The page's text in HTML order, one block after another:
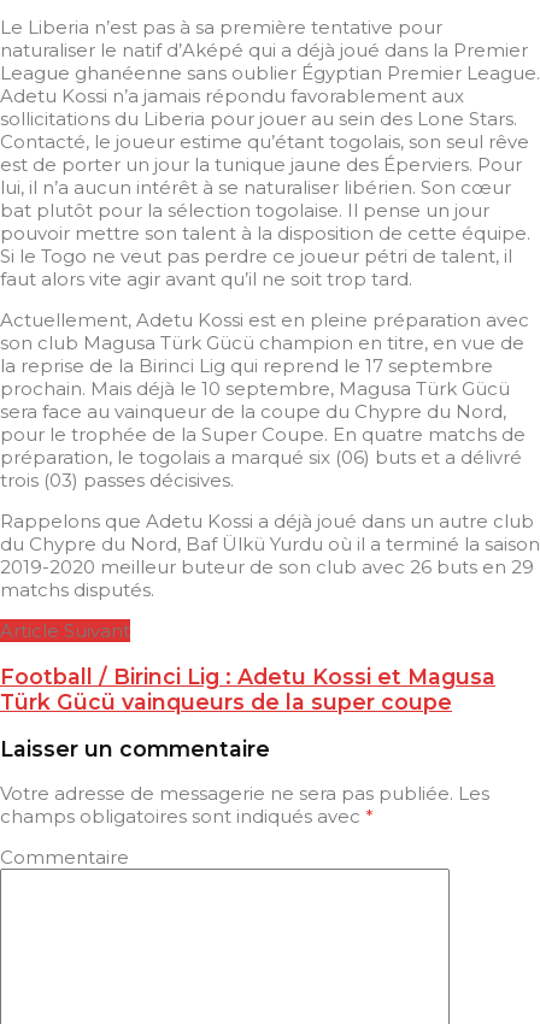
Le Liberia n’est pas à sa première tentative pour
naturaliser le natif d’Aképé qui a déjà joué dans la Premier
League ghanéenne sans oublier Égyptian Premier League.
Adetu Kossi n’a jamais répondu favorablement aux
sollicitations du Liberia pour jouer au sein des Lone Stars.
Contacté, le joueur estime qu’étant togolais, son seul rêve
est de porter un jour la tunique jaune des Éperviers. Pour
lui, il n’a aucun intérêt à se naturaliser libérien. Son cœur
bat plutôt pour la sélection togolaise. Il pense un jour
pouvoir mettre son talent à la disposition de cette équipe.
Si le Togo ne veut pas perdre ce joueur pétri de talent, il
faut alors vite agir avant qu’il ne soit trop tard.
Actuellement, Adetu Kossi est en pleine préparation avec
son club Magusa Türk Gücü champion en titre, en vue de
la reprise de la Birinci Lig qui reprend le 17 septembre
prochain. Mais déjà le 10 septembre, Magusa Türk Gücü
sera face au vainqueur de la coupe du Chypre du Nord,
pour le trophée de la Super Coupe. En quatre matchs de
préparation, le togolais a marqué six (06) buts et a délivré
trois (03) passes décisives.
Rappelons que Adetu Kossi a déjà joué dans un autre club
du Chypre du Nord, Baf Ülkü Yurdu où il a terminé la saison
2019-2020 meilleur buteur de son club avec 26 buts en 29
matchs disputés.
Article Suivant
Football / Birinci Lig : Adetu Kossi et Magusa
Türk Gücü vainqueurs de la super coupe
Laisser un commentaire
Votre adresse de messagerie ne sera pas publiée. Les
champs obligatoires sont indiqués avec *
Commentaire